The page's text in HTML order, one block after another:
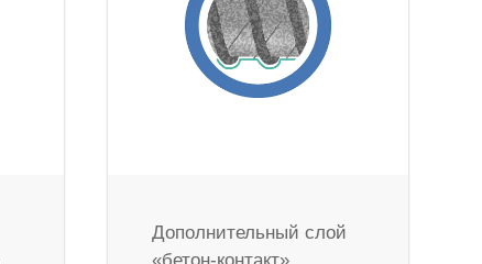
Дополнительный слой